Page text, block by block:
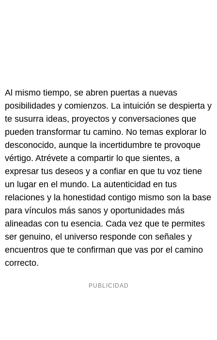
Al mismo tiempo, se abren puertas a nuevas
posibilidades y comienzos. La intuición se despierta y
te susurra ideas, proyectos y conversaciones que
pueden transformar tu camino. No temas explorar lo
desconocido, aunque la incertidumbre te provoque
vértigo. Atrévete a compartir lo que sientes, a
expresar tus deseos y a confiar en que tu voz tiene
un lugar en el mundo. La autenticidad en tus
relaciones y la honestidad contigo mismo son la base
para vínculos más sanos y oportunidades más
alineadas con tu esencia. Cada vez que te permites
ser genuino, el universo responde con señales y
encuentros que te confirman que vas por el camino
correcto.